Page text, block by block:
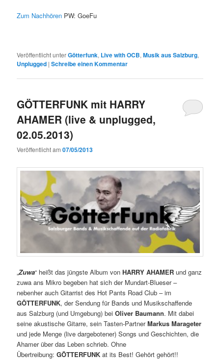
Zum Nachhören PW: GoeFu
Veröffentlicht unterGötterfunk, Live with OCB,Musik aus Salzburg,
Unplugged |Schreibe einen Kommentar
GÖTTERFUNK mit HARRY
AHAMER (live & unplugged,
02.05.2013)
Veröffentlicht am07/05/2013
„Zuwa“ heißt das jüngste Album vonHARRY AHAMER und ganz
zuwa ans Mikro begeben hat sich der Mundart-Blueser –
nebenher auch Gitarrist des Hot Pants Road Club – im
GÖTTERFUNK, der Sendung für Bands und Musikschaffende
aus Salzburg (und Umgebung) beiOliver Baumann. Mit dabei
seine akustische Gitarre, sein Tasten-PartnerMarkus Marageter
und jede Menge (live dargebotener) Songs und Geschichten, die
Ahamer über das Leben schrieb. Ohne
Übertreibung:GÖTTERFUNK at its Best! Gehört gehört!!